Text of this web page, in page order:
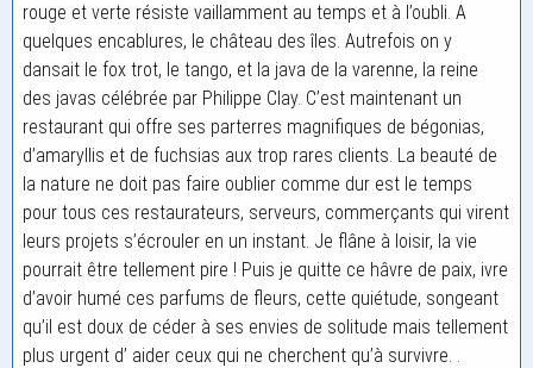
rouge et verte résiste vaillamment au temps et à l’oubli. A
quelques encablures, le château des îles. Autrefois on y
dansait le fox trot, le tango, et la java de la varenne, la reine
des javas célébrée par Philippe Clay. C’est maintenant un
restaurant qui offre ses parterres magnifiques de bégonias,
d’amaryllis et de fuchsias aux trop rares clients. La beauté de
la nature ne doit pas faire oublier comme dur est le temps
pour tous ces restaurateurs, serveurs, commerçants qui virent
leurs projets s’écrouler en un instant. Je flâne à loisir, la vie
pourrait être tellement pire ! Puis je quitte ce hâvre de paix, ivre
d’avoir humé ces parfums de fleurs, cette quiétude, songeant
qu’il est doux de céder à ses envies de solitude mais tellement
plus urgent d’ aider ceux qui ne cherchent qu’à survivre. .